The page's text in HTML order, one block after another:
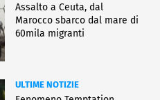
Assalto a Ceuta, dal
Marocco sbarco dal mare di
60mila migranti
ULTIME NOTIZIE